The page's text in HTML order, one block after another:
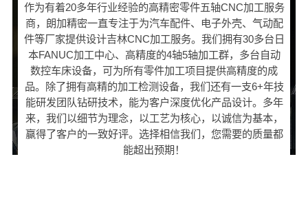
作为有着20多年行业经验的高精密零件五轴CNC加工服务
商，朗加精密一直专注于为汽车配件、电子外壳、气动配
件等厂家提供设计吉林CNC加工服务。我们拥有30多台日
本FANUC加工中心、高精度的4轴5轴加工群，多台自动
数控车床设备，可为所有零件加工项目提供高精度的成
品。除了拥有高精的加工检测设备，我们还有一支6+年技
能研发团队钻研技术，能为客户深度优化产品设计。多年
来，我们以细节为理念，以工艺为核心，以诚信为基本，
赢得了客户的一致好评。选择相信我们，您需要的质量都
能超出预期！